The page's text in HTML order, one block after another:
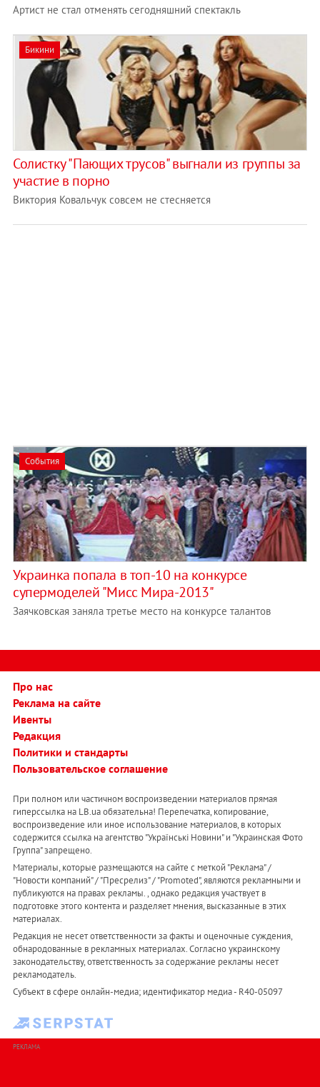
Артист не стал отменять сегодняшний спектакль
Бикини
Солистку "Пающих трусов" выгнали из группы за
участие в порно
Виктория Ковальчук совсем не стесняется
События
Украинка попала в топ-10 на конкурсе
супермоделей "Мисс Мира-2013"
Заячковская заняла третье место на конкурсе талантов
Про нас
Реклама на сайте
Ивенты
Редакция
Политики и стандарты
Пользовательское соглашение
При полном или частичном воспроизведении материалов прямая
гиперссылка на LB.ua обязательна! Перепечатка, копирование,
воспроизведение или иное использование материалов, в которых
содержится ссылка на агентство "Українськi Новини" и "Украинская Фото
Группа" запрещено.
Материалы, которые размещаются на сайте с меткой "Реклама" /
"Новости компаний" / "Пресрелиз" / "Promoted", являются рекламными и
публикуются на правах рекламы. , однако редакция участвует в
подготовке этого контента и разделяет мнения, высказанные в этих
материалах.
Редакция не несет ответственности за факты и оценочные суждения,
обнародованные в рекламных материалах. Согласно украинскому
законодательству, ответственность за содержание рекламы несет
рекламодатель.
Субъект в сфере онлайн-медиа; идентификатор медиа - R40-05097
РЕКЛАМА